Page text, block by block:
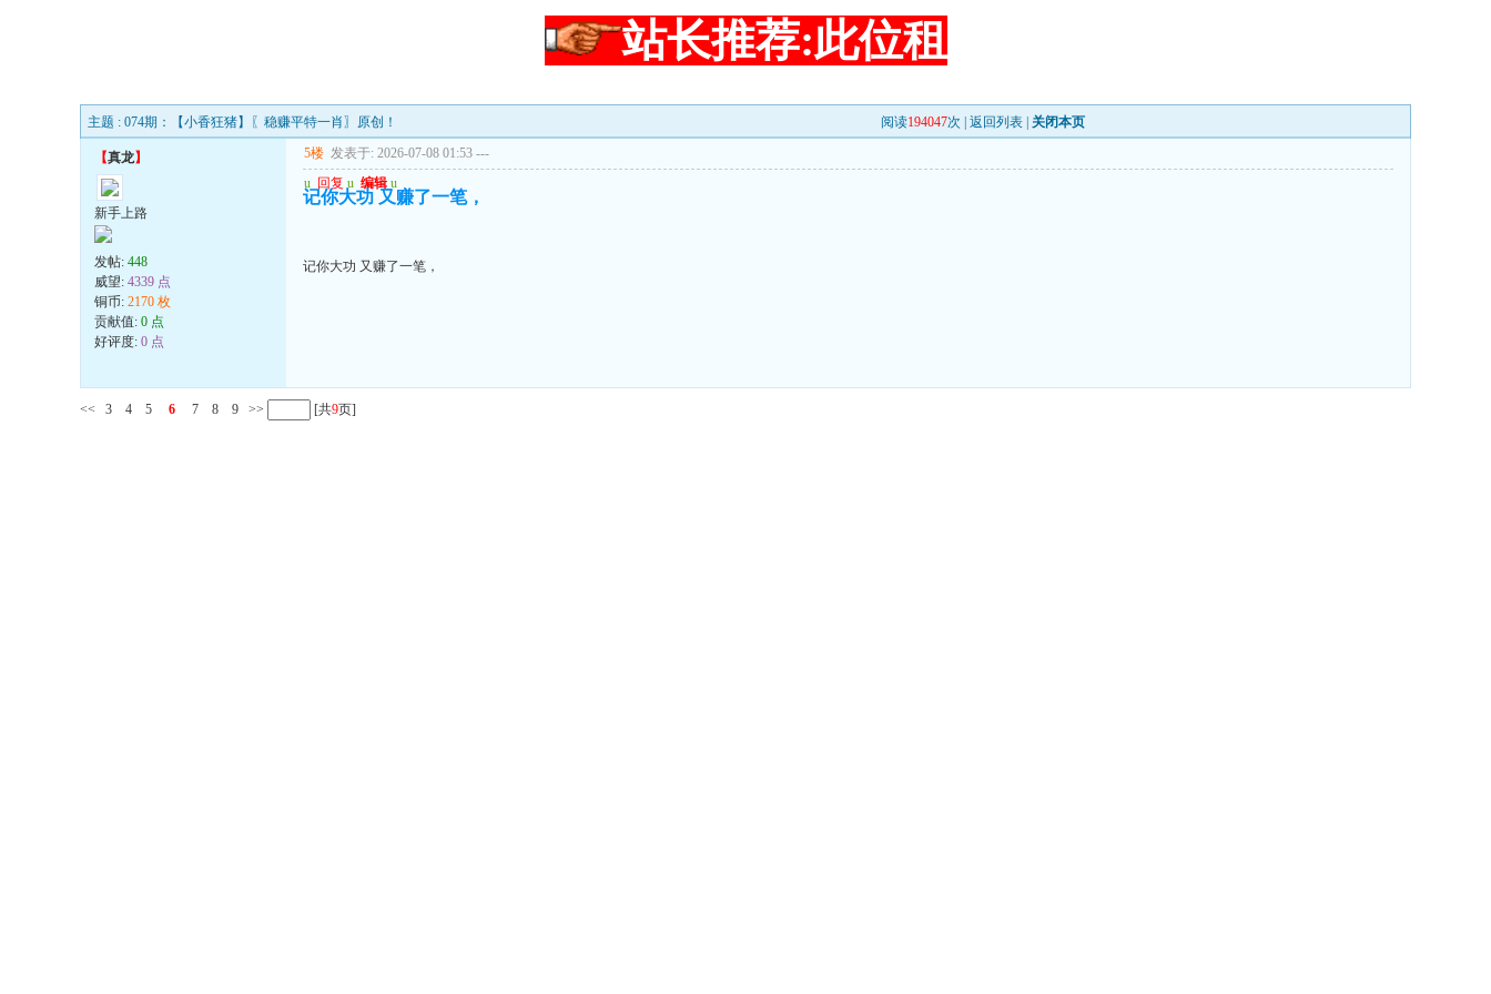
站长推荐:此位租
主题 : 074期：【小香狂猪】〖稳赚平特一肖〗原创！ 阅读194047次 | 返回列表 关闭本页
【真龙】
新手上路
发帖: 448
威望: 4339 点
铜币: 2170 枚
贡献值: 0 点
好评度: 0 点
5楼 发表于: 2026-07-08 01:53 ---
u 回复 u 编辑 u
记你大功 又赚了一笔，
记你大功 又赚了一笔，
<< 3 4 5 6 7 8 9 >> [共9页]